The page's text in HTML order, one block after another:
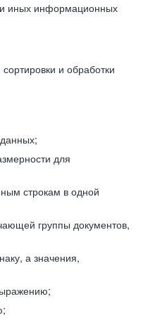
и иных информационных
и обработки
для
строкам в одной
группы документов,
а значения,